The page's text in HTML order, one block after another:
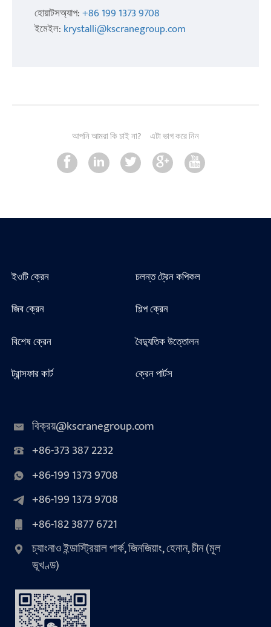
হোয়াটসঅ্যাপ:+86 199 1373 9708
ইমেইল: krystalli@kscranegroup.com
আপনি আমরা কি চাই না? এটা ভাগ করে নিন
ইওটি ক্রেন
চলন্ত ট্রেন কপিকল
জিব ক্রেন
শিল্প ক্রেন
বিশেষ ক্রেন
বৈদ্যুতিক উত্তোলন
ট্রান্সফার কার্ট
ক্রেন পার্টস
বিক্রয়@kscranegroup.com
+86-373 387 2232
+86-199 1373 9708
+86-199 1373 9708
+86-182 3877 6721
চ্যাংনাও ইন্ডাস্ট্রিয়াল পার্ক, জিনজিয়াং, হেনান, চীন (মূল
ভূখণ্ড)